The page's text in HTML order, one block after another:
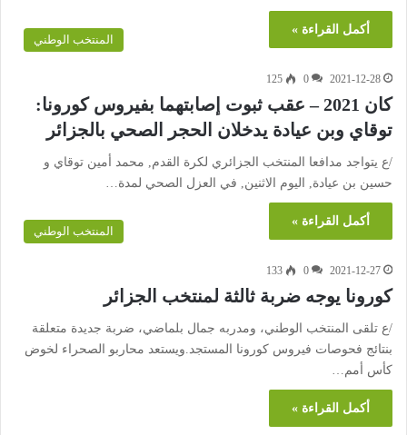
أكمل القراءة »
المنتخب الوطني
2021-12-28
0
125
كان 2021 – عقب ثبوت إصابتهما بفيروس كورونا:
توقاي وبن عيادة يدخلان الحجر الصحي بالجزائر
/ع يتواجد مدافعا المنتخب الجزائري لكرة القدم, محمد أمين توقاي و
حسين بن عيادة, اليوم الاثنين, في العزل الصحي لمدة…
أكمل القراءة »
المنتخب الوطني
2021-12-27
0
133
كورونا يوجه ضربة ثالثة لمنتخب الجزائر
/ع تلقى المنتخب الوطني، ومدربه جمال بلماضي، ضربة جديدة متعلقة
بنتائج فحوصات فيروس كورونا المستجد.ويستعد محاربو الصحراء لخوض
كأس أمم…
أكمل القراءة »